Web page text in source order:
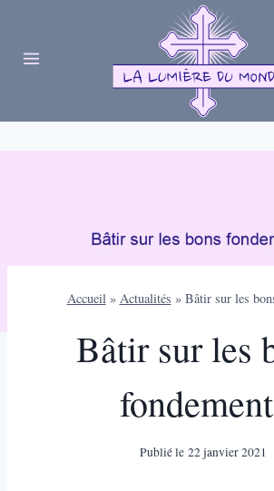
content
Accueil» Actualités » Bâtir sur les
Bâtir sur les
Publié le 22 janvier 2021